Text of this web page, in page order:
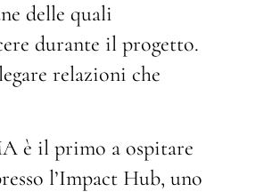
delle quali
durante il progetto.
relazioni che
è il primo a ospitare
l’Impact Hub, uno